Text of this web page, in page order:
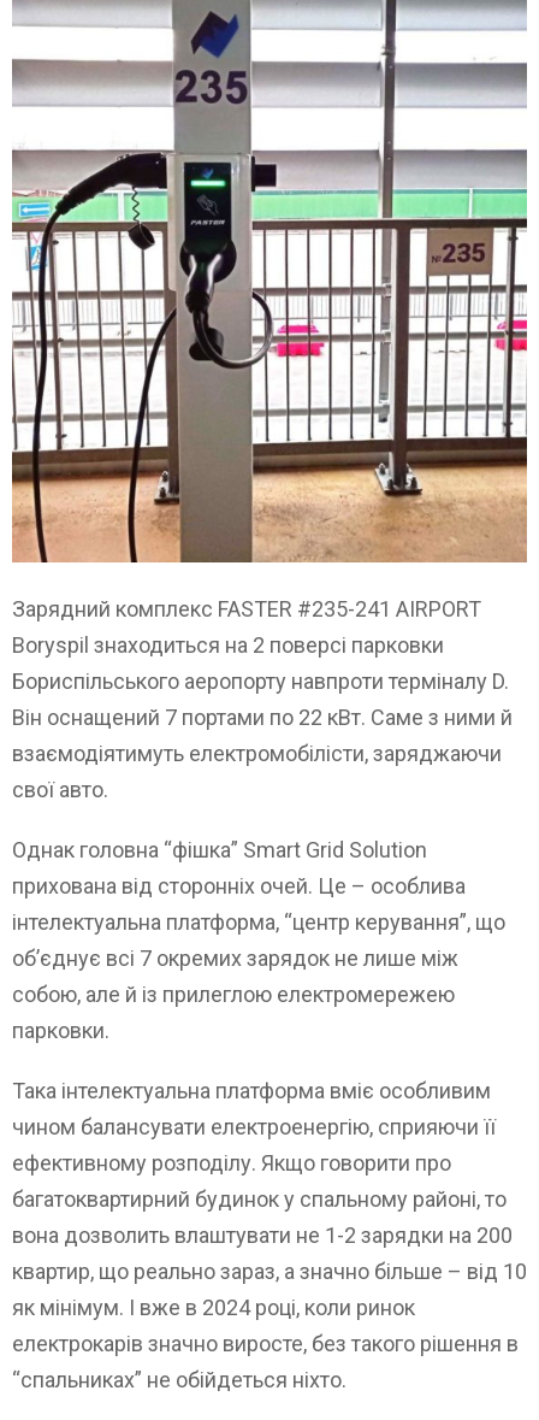
Зарядний комплекс FASTER #235-241 AIRPORT
Boryspil знаходиться на 2 поверсі парковки
Бориспільського аеропорту навпроти терміналу D.
Він оснащений 7 портами по 22 кВт. Саме з ними й
взаємодіятимуть електромобілісти, заряджаючи
свої авто.
Однак головна “фішка” Smart Grid Solution
прихована від сторонніх очей. Це – особлива
інтелектуальна платформа, “центр керування”, що
об’єднує всі 7 окремих зарядок не лише між
собою, але й із прилеглою електромережею
парковки.
Така інтелектуальна платформа вміє особливим
чином балансувати електроенергію, сприяючи її
ефективному розподілу. Якщо говорити про
багатоквартирний будинок у спальному районі, то
вона дозволить влаштувати не 1-2 зарядки на 200
квартир, що реально зараз, а значно більше – від 10
як мінімум. І вже в 2024 році, коли ринок
електрокарів значно виросте, без такого рішення в
“спальниках” не обійдеться ніхто.